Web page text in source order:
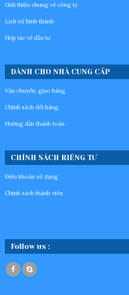
Giới thiệu chung về công ty
Lịch sử hình thành
Hợp tác về đầu tư
DÀNH CHO NHÀ CUNG CẤP
Vận chuyển, giao hàng
Chính sách đổi hàng
Hướng dẫn thanh toán
CHÍNH SÁCH RIÊNG TƯ
Điều khoản sử dụng
Chinh sách thành viên
Follow us :